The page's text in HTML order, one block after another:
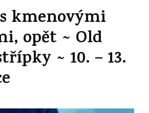
kmenovými
opět ~ Old
~ 10. – 13.